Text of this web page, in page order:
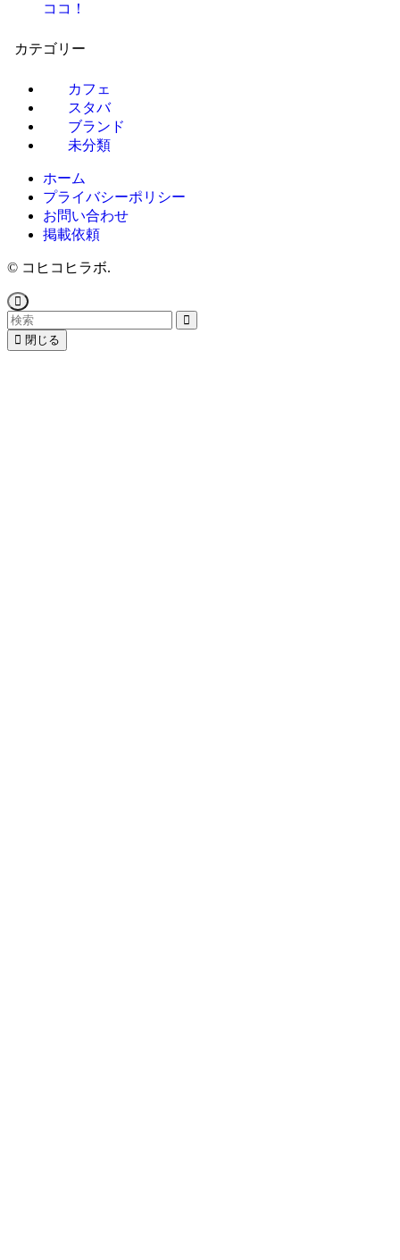
ココ！
カテゴリー
カフェ
スタバ
ブランド
未分類
ホーム
プライバシーポリシー
お問い合わせ
掲載依頼
© コヒコヒラボ.
閉じる